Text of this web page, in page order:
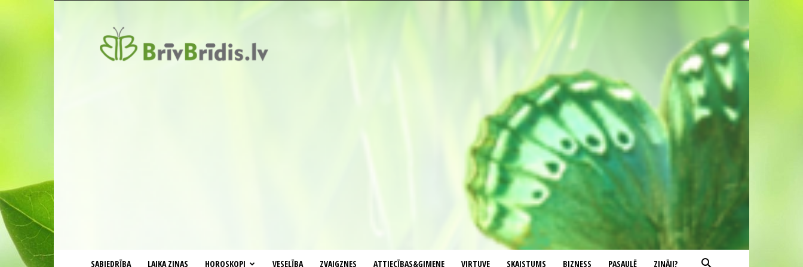
SABIEDRĪBA LAIKA ZIŅAS HOROSKOPI VESELĪBA ZVAIGZNES ATTIECĪBAS&ĢIMENE VIRTUVE SKAISTUMS BIZNESS PASAULĒ ZINĀJI?